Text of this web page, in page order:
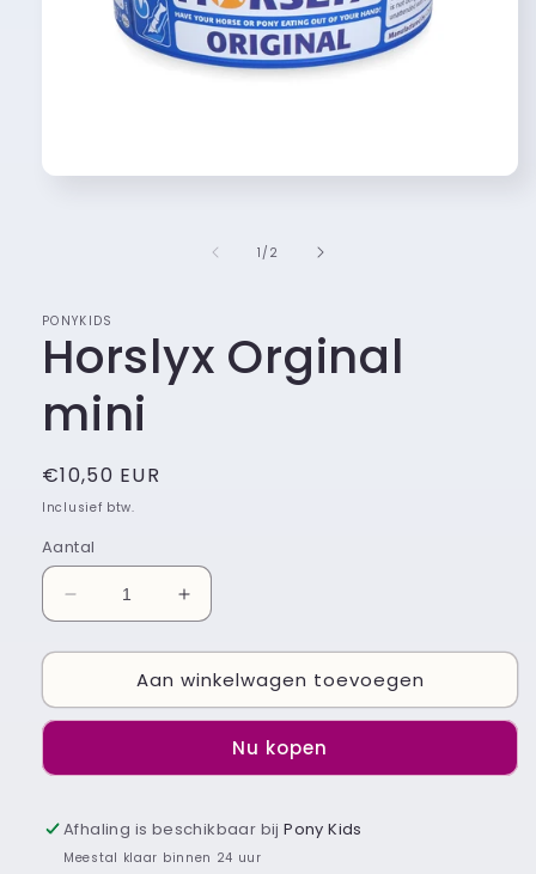
1 /van
2
PONYKIDS
Horslyx Orginal
mini
Normale
prijs
€10,50 EUR
Inclusief btw.
Aantal
Aantal
verlagen
voor
Horslyx
Orginal
Aantal
verhogen
voor
Horslyx
Orginal
Aan winkelwagen toevoegen
Nu kopen
Afhaling is beschikbaar bijPony Kids
Meestal klaar binnen 24 uur